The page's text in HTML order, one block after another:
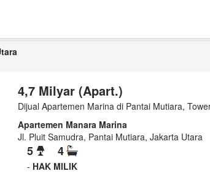
4,7 Milyar (Apart.)
Dijual Apartemen Marina di Pantai Mutiara,
Apartemen Manara Marina
Jl. Pluit Samudra, Pantai Mutiara, Jakarta Utara
5 4
- HAK MILIK